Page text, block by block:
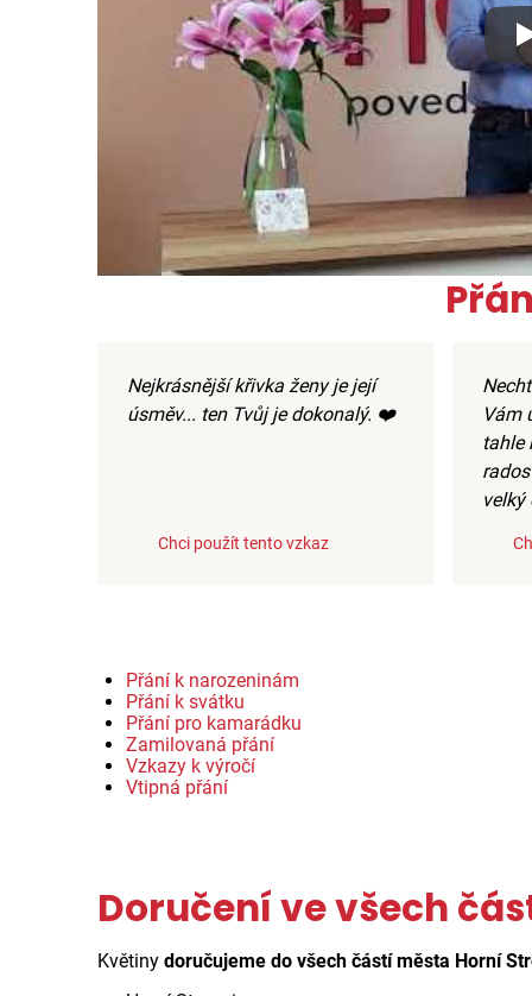
Nejkrásnější křivka ženy je její
úsměv... ten Tvůj je dokonalý. ❤️
Chci použít tento vzkaz
Vám
tahle
velký
Přání k narozeninám
Přání k svátku
Přání pro kamarádku
Zamilovaná přání
Vzkazy k výročí
Vtipná přání
Doručení ve všech
Květiny doručujeme do všech částí města Horní